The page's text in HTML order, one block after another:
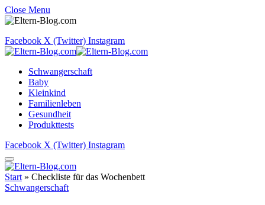
Close Menu
Facebook X (Twitter) Instagram
Schwangerschaft
Baby
Kleinkind
Familienleben
Gesundheit
Produkttests
Facebook X (Twitter) Instagram
Start » Checkliste für das Wochenbett
Schwangerschaft